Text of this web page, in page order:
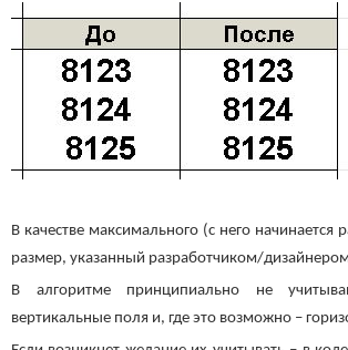
В качестве максимального (с него начинается
размер, указанный разработчиком/
В алгоритме принципиально не
вертикальные поля и, где это возможно –